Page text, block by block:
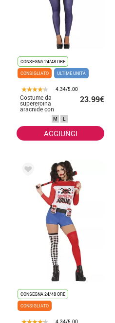
CONSEGNA 24/48 ORE
CONSIGLIATO
ULTIME UNITÀ
4.34/5.00
Costume da
supereroina
aracnide con
cappuccio per
23.99€
M L
AGGIUNGI
CONSEGNA 24/48 ORE
CONSIGLIATO
4.34/5.00